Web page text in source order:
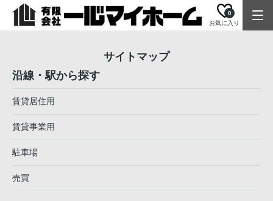
お気に入り
0
サイトマップ
沿線・駅から探す
賃貸居住用
賃貸事業用
駐車場
売買